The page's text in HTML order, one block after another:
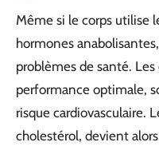
Même si le corps utilise
hormones
problèmes de santé.
performance optimale,
risque cardiovasculaire.
cholestérol, devient